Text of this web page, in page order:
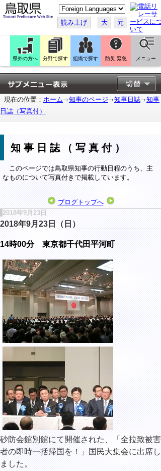
こ
の
ペ
ー
ジ
翻
訳
す
る
読み上げ 大 元
県外の方へ 分野で探す 組織で探す 防災 緊急 メニュー
現在の位置： ホーム 知事のページ 知事日誌
知事
日誌（写真付）
知事日誌（写真付）
このページでは鳥取県知事の行動日程のうち、主
なものについて写真付きで掲載しています。
ブログトップへ
2018年9月23日
2018年9月23日（日）
14時00分 東京都千代田平河町
砂防会館別館にて開催された、「全拉致被害
者の即時一括帰国を！」国民大集会に出席し
ました。